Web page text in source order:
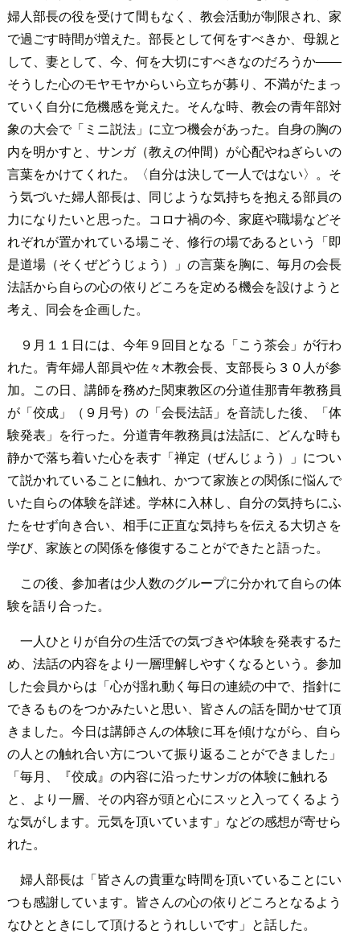
婦人部長の役を受けて間もなく、教会活動が制限され、家
で過ごす時間が増えた。部長として何をすべきか、母親と
して、妻として、今、何を大切にすべきなのだろうか――
そうした心のモヤモヤからいら立ちが募り、不満がたまっ
ていく自分に危機感を覚えた。そんな時、教会の青年部対
象の大会で「ミニ説法」に立つ機会があった。自身の胸の
内を明かすと、サンガ（教えの仲間）が心配やねぎらいの
言葉をかけてくれた。〈自分は決して一人ではない〉。そ
う気づいた婦人部長は、同じような気持ちを抱える部員の
力になりたいと思った。コロナ禍の今、家庭や職場などそ
れぞれが置かれている場こそ、修行の場であるという「即
是道場（そくぜどうじょう）」の言葉を胸に、毎月の会長
法話から自らの心の依りどころを定める機会を設けようと
考え、同会を企画した。
９月１１日には、今年９回目となる「こう茶会」が行わ
れた。青年婦人部員や佐々木教会長、支部長ら３０人が参
加。この日、講師を務めた関東教区の分道佳那青年教務員
が「佼成」（９月号）の「会長法話」を音読した後、「体
験発表」を行った。分道青年教務員は法話に、どんな時も
静かで落ち着いた心を表す「禅定（ぜんじょう）」につい
て説かれていることに触れ、かつて家族との関係に悩んで
いた自らの体験を詳述。学林に入林し、自分の気持ちにふ
たをせず向き合い、相手に正直な気持ちを伝える大切さを
学び、家族との関係を修復することができたと語った。
この後、参加者は少人数のグループに分かれて自らの体
験を語り合った。
一人ひとりが自分の生活での気づきや体験を発表するた
め、法話の内容をより一層理解しやすくなるという。参加
した会員からは「心が揺れ動く毎日の連続の中で、指針に
できるものをつかみたいと思い、皆さんの話を聞かせて頂
きました。今日は講師さんの体験に耳を傾けながら、自ら
の人との触れ合い方について振り返ることができました」
「毎月、『佼成』の内容に沿ったサンガの体験に触れる
と、より一層、その内容が頭と心にスッと入ってくるよう
な気がします。元気を頂いています」などの感想が寄せら
れた。
婦人部長は「皆さんの貴重な時間を頂いていることにい
つも感謝しています。皆さんの心の依りどころとなるよう
なひとときにして頂けるとうれしいです」と話した。